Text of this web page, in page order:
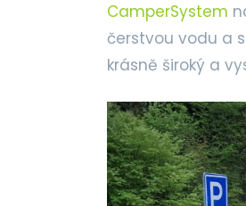
CamperSystem
čerstvou vodu a
krásně široký a